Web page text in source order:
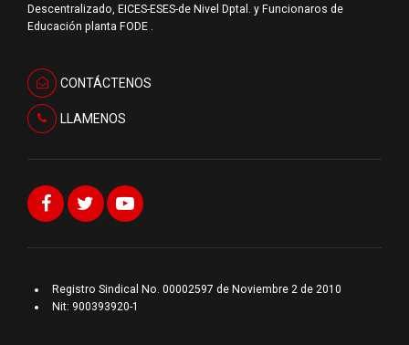
Descentralizado, EICES-ESES-de Nivel Dptal. y Funcionaros de
Educación planta FODE .
CONTÁCTENOS
LLAMENOS
Registro Sindical No. 00002597 de Noviembre 2 de 2010
Nit: 900393920-1